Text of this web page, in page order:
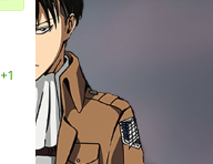
+1